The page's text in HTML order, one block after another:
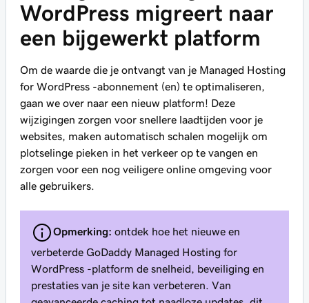
WordPress migreert naar
een bijgewerkt platform
Om de waarde die je ontvangt van je Managed Hosting
for WordPress -abonnement (en) te optimaliseren,
gaan we over naar een nieuw platform! Deze
wijzigingen zorgen voor snellere laadtijden voor je
websites, maken automatisch schalen mogelijk om
plotselinge pieken in het verkeer op te vangen en
zorgen voor een nog veiligere online omgeving voor
alle gebruikers.
Opmerking: ontdek hoe het nieuwe en
verbeterde GoDaddy Managed Hosting for
WordPress -platform de snelheid, beveiliging en
prestaties van je site kan verbeteren. Van